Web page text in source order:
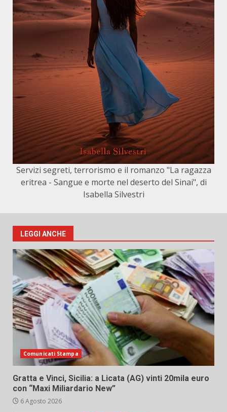
Servizi segreti, terrorismo e il romanzo "La ragazza
eritrea - Sangue e morte nel deserto del Sinai", di
Isabella Silvestri
LEGGI ANCHE
Comunicati Stampa
Gratta e Vinci, Sicilia: a Licata (AG) vinti 20mila euro
con “Maxi Miliardario New”
6 Agosto 2026